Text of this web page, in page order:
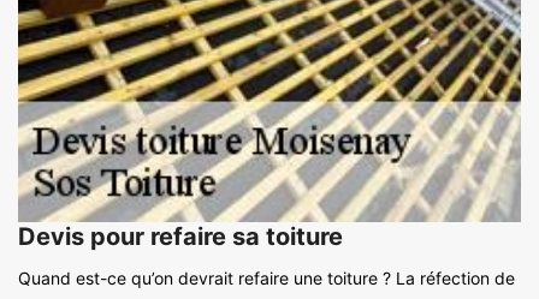
Devis pour refaire sa toiture
Quand est-ce qu’on devrait refaire une toiture ? La réfection de